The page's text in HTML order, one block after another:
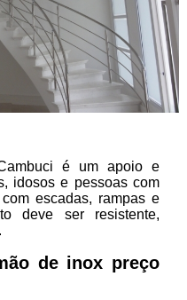
é um apoio e
idosos e pessoas com
escadas, rampas e
deve ser resistente,
de inox preço